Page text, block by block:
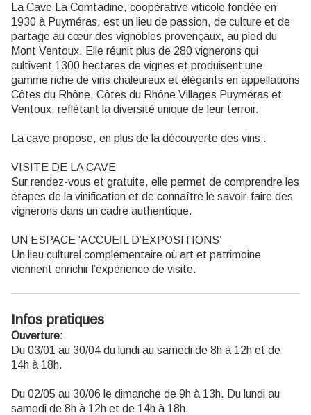
La Cave La Comtadine, coopérative viticole fondée en
1930 à Puyméras, est un lieu de passion, de culture et de
partage au cœur des vignobles provençaux, au pied du
Mont Ventoux. Elle réunit plus de 280 vignerons qui
cultivent 1300 hectares de vignes et produisent une
gamme riche de vins chaleureux et élégants en appellations
Côtes du Rhône, Côtes du Rhône Villages Puyméras et
Ventoux, reflétant la diversité unique de leur terroir.
La cave propose, en plus de la découverte des vins :
VISITE DE LA CAVE
Sur rendez-vous et gratuite, elle permet de comprendre les
étapes de la vinification et de connaître le savoir-faire des
vignerons dans un cadre authentique.
UN ESPACE ‘ACCUEIL D’EXPOSITIONS’
Un lieu culturel complémentaire où art et patrimoine
viennent enrichir l’expérience de visite.
Infos pratiques
Ouverture:
Du 03/01 au 30/04 du lundi au samedi de 8h à 12h et de
14h à 18h.
Du 02/05 au 30/06 le dimanche de 9h à 13h. Du lundi au
samedi de 8h à 12h et de 14h à 18h.